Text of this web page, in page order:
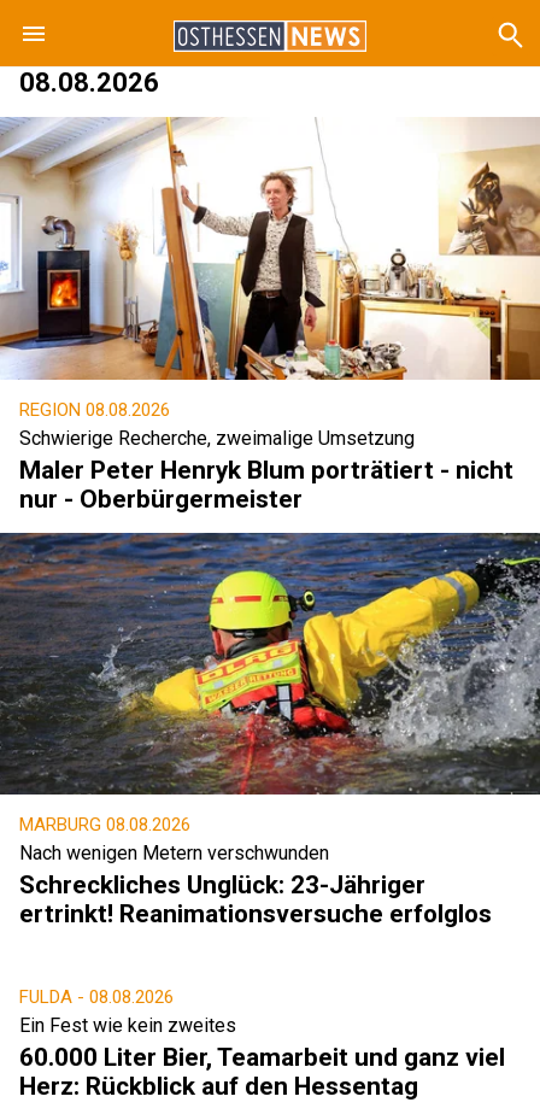
08.08.2026
REGION 08.08.2026
Schwierige Recherche, zweimalige Umsetzung
Maler Peter Henryk Blum porträtiert - nicht
nur - Oberbürgermeister
MARBURG 08.08.2026
Nach wenigen Metern verschwunden
Schreckliches Unglück: 23-Jähriger
ertrinkt! Reanimationsversuche erfolglos
FULDA - 08.08.2026
Ein Fest wie kein zweites
60.000 Liter Bier, Teamarbeit und ganz viel
Herz: Rückblick auf den Hessentag